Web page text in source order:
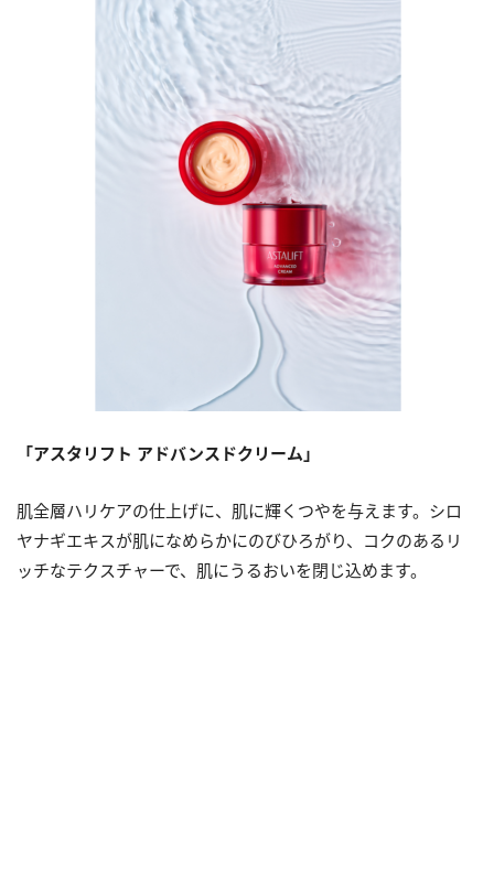
「アスタリフト アドバンスドクリーム」
肌全層ハリケアの仕上げに、肌に輝くつやを与えます。シロ
ヤナギエキスが肌になめらかにのびひろがり、コクのあるリ
ッチなテクスチャーで、肌にうるおいを閉じ込めます。